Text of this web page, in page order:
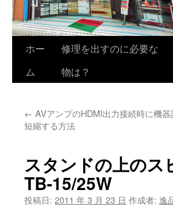
ホー
ム
修理を出すのに必要な
物は？
← AVアンプのHDMI出力接続時に機
短縮する方法
スタンドの上のス
TB-15/25W
投稿日: 2011 年 3 月 23 日 作成者: 逸